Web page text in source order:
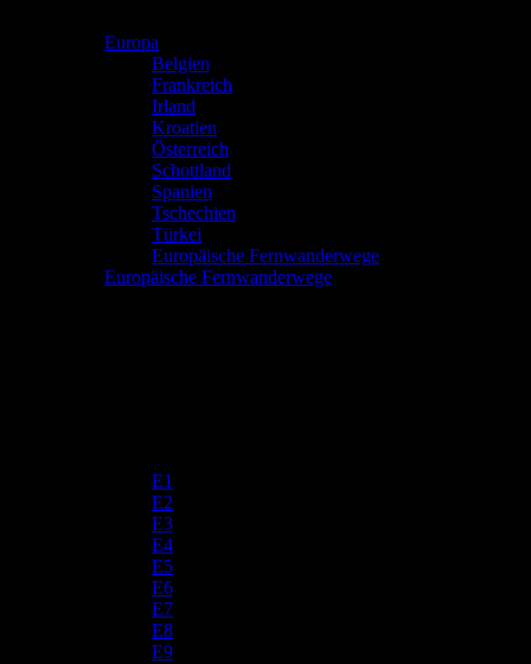
Europa
Belgien
Frankreich
Irland
Kroatien
Österreich
Schottland
Spanien
Tschechien
Türkei
Europäische Fernwanderwege
Europäische Fernwanderwege
E1
E2
E3
E4
E5
E6
E7
E8
E9